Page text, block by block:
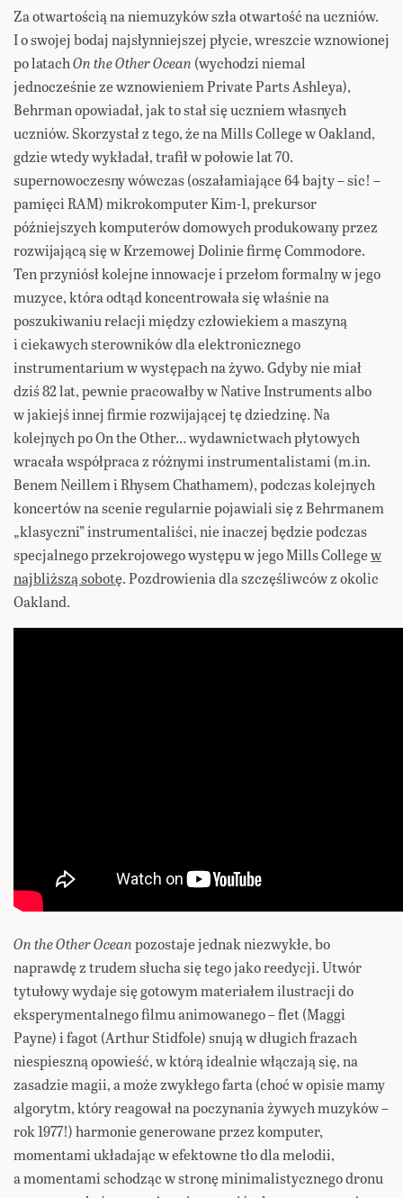
Za otwartością na niemuzyków szła otwartość na uczniów.
I o swojej bodaj najsłynniejszej płycie, wreszcie wznowionej
po latachOn the Other Ocean (wychodzi niemal
jednocześnie ze wznowieniem Private Parts Ashleya),
Behrman opowiadał, jak to stał się uczniem własnych
uczniów. Skorzystał z tego, że na Mills College w Oakland,
gdzie wtedy wykładał, trafił w połowie lat 70.
supernowoczesny wówczas (oszałamiające 64 bajty – sic! –
pamięci RAM) mikrokomputer Kim-1, prekursor
późniejszych komputerów domowych produkowany przez
rozwijającą się w Krzemowej Dolinie firmę Commodore.
Ten przyniósł kolejne innowacje i przełom formalny w jego
muzyce, która odtąd koncentrowała się właśnie na
poszukiwaniu relacji między człowiekiem a maszyną
i ciekawych sterowników dla elektronicznego
instrumentarium w występach na żywo. Gdyby nie miał
dziś 82 lat, pewnie pracowałby w Native Instruments albo
w jakiejś innej firmie rozwijającej tę dziedzinę. Na
kolejnych po On the Other… wydawnictwach płytowych
wracała współpraca z różnymi instrumentalistami (m.in.
Benem Neillem i Rhysem Chathamem), podczas kolejnych
koncertów na scenie regularnie pojawiali się z Behrmanem
„klasyczni” instrumentaliści, nie inaczej będzie podczas
specjalnego przekrojowego występu w jego Mills Collegew
najbliższą sobotę. Pozdrowienia dla szczęśliwców z okolic
Oakland.
On the Other Oceanpozostaje jednak niezwykłe, bo
naprawdę z trudem słucha się tego jako reedycji. Utwór
tytułowy wydaje się gotowym materiałem ilustracji do
eksperymentalnego filmu animowanego – flet (Maggi
Payne) i fagot (Arthur Stidfole) snują w długich frazach
niespieszną opowieść, w którą idealnie włączają się, na
zasadzie magii, a może zwykłego farta (choć w opisie mamy
algorytm, który reagował na poczynania żywych muzyków –
rok 1977!) harmonie generowane przez komputer,
momentami układając w efektowne tło dla melodii,
a momentami schodząc w stronę minimalistycznego dronu